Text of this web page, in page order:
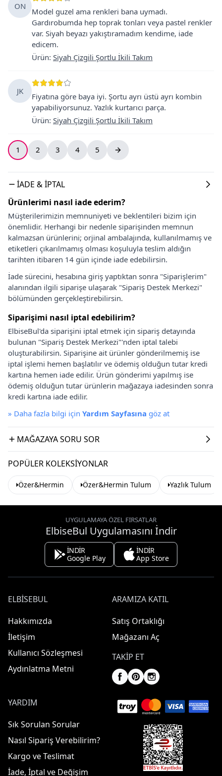
ON
Model guzel ama renkleri bana uymadı.
Gardırobumda hep toprak tonları veya pastel renkler
var. Siyah beyazı yakıştıramadım kendime, iade
edicem.
Ürün: Siyah Çizgili Şortlu İkili Takım
JK
Fiyatına göre baya iyi. Şortu ayrı üstü ayrı kombin
yapabiliyorsunuz. Yazlık kurtarıcı parça.
Ürün: Siyah Çizgili Şortlu İkili Takım
1 2 3 4 5
İADE & İPTAL
Ürünlerimi nasıl iade ederim?
Müşterilerimizin memnuniyeti ve beklentileri bizim için
önemlidir. Herhangi bir nedenle siparişinden memnun
kalmazsan ürünlerini; orjinal ambalajında, kullanılmamış ve
etiketleri çıkarılmamış olması koşuluyla teslim aldığın
tarihten itibaren 14 gün içinde iade edebilirsin.
İade sürecini, hesabına giriş yaptıktan sonra "Siparişlerim"
alanından ilgili siparişe ulaşarak "Sipariş Destek Merkezi"
bölümünden gerçekleştirebilirsin.
Siparişimi nasıl iptal edebilirim?
ElbiseBul'da siparişini iptal etmek için sipariş detayında
bulunan "Sipariş Destek Merkezi"'nden iptal talebi
oluşturabilirsin. Siparişine ait ürünler gönderilmemiş ise
iptal işlemi hemen başlatılır ve ödemiş olduğun tutar kredi
kartına hemen iade edilir. Ürün gönderimi yapılmış ise
ödemiş olduğun tutar ürünlerin mağazaya iadesinden sonra
kredi kartına iade edilir.
» Daha fazla bilgi için Yardım Sayfasına göz at
MAĞAZAYA SORU SOR
POPÜLER KOLEKSIYONLAR
Özer&Hermin Özer&Hermin Tulum Yazlık Tulum
UYGULAMAYA ÖZEL FIRSATLAR
ElbiseBul Uygulamasını İndir
İNDİR
Google Play
İNDİR
App Store
ELBISEBUL
Hakkımızda
İletişim
Kullanıcı Sözleşmesi
Aydınlatma Metni
ARAMIZA KATIL
Satış Ortaklığı
Mağazanı Aç
TAKIP ET
YARDIM
Sık Sorulan Sorular
Nasıl Sipariş Verebilirim?
Kargo ve Teslimat
İade, İptal ve Değişim